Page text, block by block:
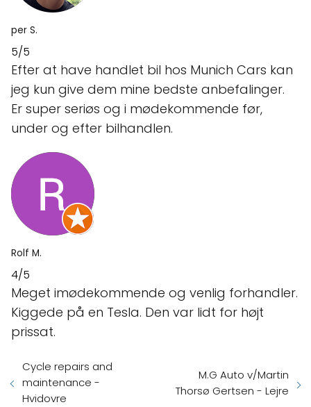
per S.
5/5
Efter at have handlet bil hos Munich Cars kan
jeg kun give dem mine bedste anbefalinger.
Er super seriøs og i mødekommende før,
under og efter bilhandlen.
Rolf M.
4/5
Meget imødekommende og venlig forhandler.
Kiggede på en Tesla. Den var lidt for højt
prissat.
Cycle repairs and
maintenance -
Hvidovre
M.G Auto v/Martin
Thorsø Gertsen - Lejre